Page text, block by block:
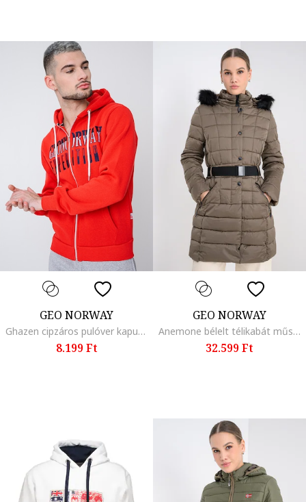
GEO NORWAY
Ghazen cipzáros pulóver kapucnival és hímzett logóval, Piros/Tengerészkék
8.199 Ft
GEO NORWAY
Anemone bélelt télikabát műszőrme szegélyes kapucnival, Sötétbarna
32.599 Ft